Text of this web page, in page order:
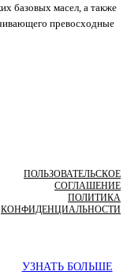
базовых масел, а также
превосходные
ПОЛЬЗОВАТЕЛЬСКОЕ
СОГЛАШЕНИЕ
ПОЛИТИКА
КОНФИДЕНЦИАЛЬНОСТИ
УЗНАТЬ БОЛЬШЕ